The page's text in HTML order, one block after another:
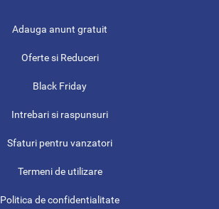
Adauga anunt gratuit
Oferte si Reduceri
Black Friday
Intrebari si raspunsuri
Sfaturi pentru vanzatori
Termeni de utilizare
Politica de confidentialitate